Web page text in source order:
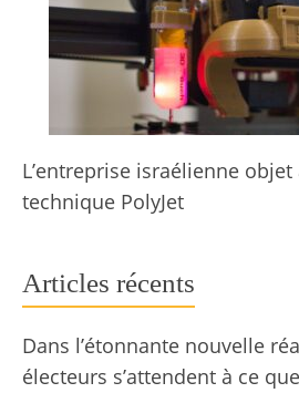
L’entreprise israélienne objet
technique PolyJet
Articles récents
Dans l’étonnante nouvelle
électeurs s’attendent à ce